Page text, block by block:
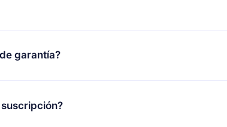
garantía?
y comenzar a disfrutar de nuestra biblioteca.
con nuestra plataforma, simplemente contacta a
dentro de los 7 días posteriores a